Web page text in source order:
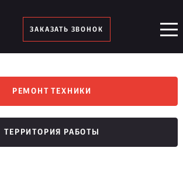
ЗАКАЗАТЬ ЗВОНОК
РЕМОНТ ТЕХНИКИ
ТЕРРИТОРИЯ РАБОТЫ